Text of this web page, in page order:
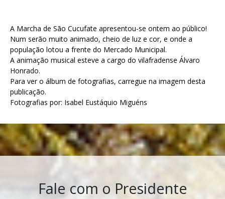
A Marcha de São Cucufate apresentou-se ontem ao público!
Num serão muito animado, cheio de luz e cor, e onde a
população lotou a frente do Mercado Municipal.
A animação musical esteve a cargo do vilafradense Álvaro
Honrado.
Para ver o álbum de fotografias, carregue na imagem desta
publicação.
Fotografias por: Isabel Eustáquio Miguéns
Fale com o Presidente